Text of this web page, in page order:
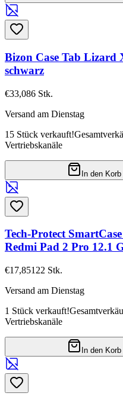
Bizon Case Tab Lizard
schwarz
€33,086 Stk.
Versand am Dienstag
15 Stück verkauft!
Vertriebskanäle
In den Korb
Tech-Protect
Redmi Pad 2 Pro 12.1
€17,85122 Stk.
Versand am Dienstag
1 Stück verkauft!
Vertriebskanäle
In den Korb